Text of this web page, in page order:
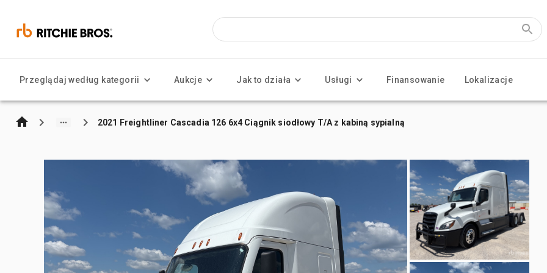
Przeglądaj według kategorii Aukcje Jak to działa Usługi Finansowanie Lokalizacje
2021 Freightliner Cascadia 126 6x4 Ciągnik siodłowy T/A z kabiną sypialną